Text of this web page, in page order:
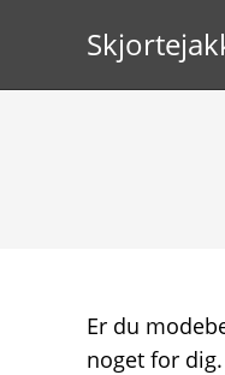
Er du
noget for